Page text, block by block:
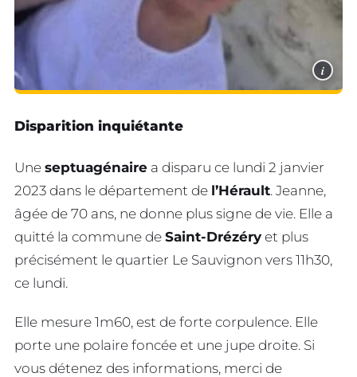
i
Disparition inquiétante
Une septuagénaire a disparu ce lundi 2 janvier
2023 dans le département de l’Hérault. Jeanne,
âgée de 70 ans, ne donne plus signe de vie. Elle a
quitté la commune de Saint-Drézéry et plus
précisément le quartier Le Sauvignon vers 11h30,
ce lundi.
Elle mesure 1m60, est de forte corpulence. Elle
porte une polaire foncée et une jupe droite. Si
vous détenez des informations, merci de